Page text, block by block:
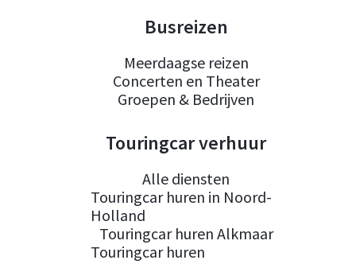
Busreizen
Meerdaagse reizen
Concerten en Theater
Groepen & Bedrijven
Touringcar verhuur
Alle diensten
Touringcar huren in Noord-
Holland
Touringcar huren Alkmaar
Touringcar huren